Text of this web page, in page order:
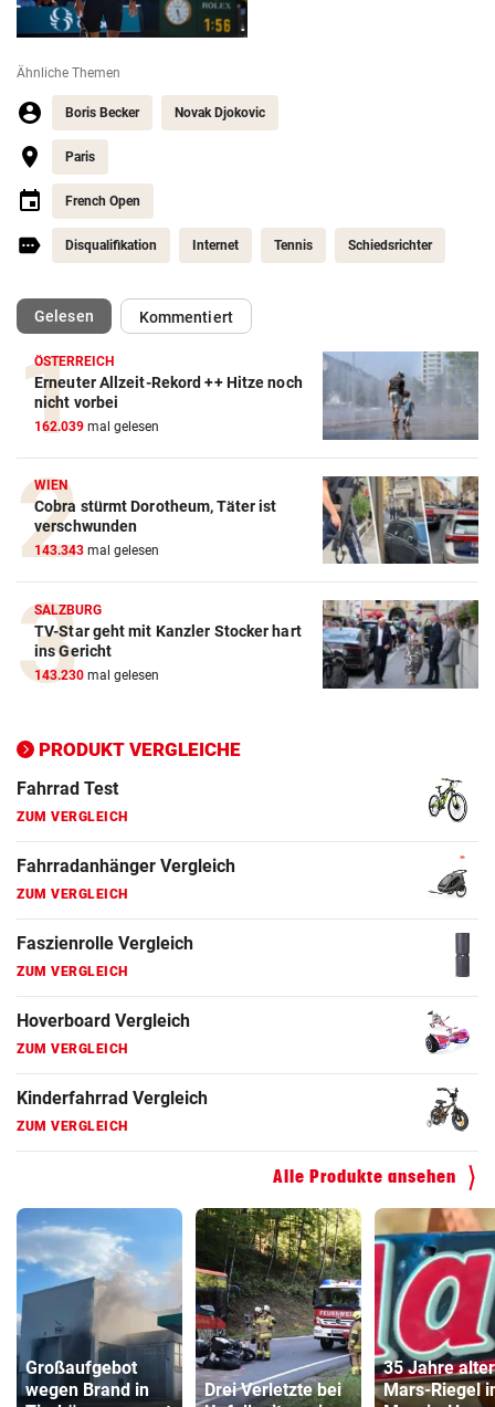
Ähnliche Themen
Boris Becker Novak Djokovic
Paris
French Open
Disqualifikation Internet Tennis Schiedsrichter
Gelesen(ausgewählt)Kommentiert
ÖSTERREICH
Erneuter Allzeit-Rekord ++ Hitze noch
nicht vorbei
162.039 mal gelesen
WIEN
Cobra stürmt Dorotheum, Täter ist
verschwunden
143.343 mal gelesen
SALZBURG
TV-Star geht mit Kanzler Stocker hart
ins Gericht
143.230 mal gelesen
PRODUKT VERGLEICHE
Action-Cam Vergleich
ZUM VERGLEICH
Crosstrainer Vergleich
ZUM VERGLEICH
E-Bike Vergleich
ZUM VERGLEICH
Elektro-Scooter Vergleich
ZUM VERGLEICH
ZUM VERGLEICH
Fahrrad Test
ZUM VERGLEICH
Fahrradanhänger Vergleich
ZUM VERGLEICH
Faszienrolle Vergleich
ZUM VERGLEICH
Hoverboard Vergleich
ZUM VERGLEICH
Kinderfahrrad Vergleich
ZUM VERGLEICH
Alle Produkte ansehen
Großaufgebot
wegen Brand in
Drei Verletzte bei
35 Jahre alter
Mars-Riegel